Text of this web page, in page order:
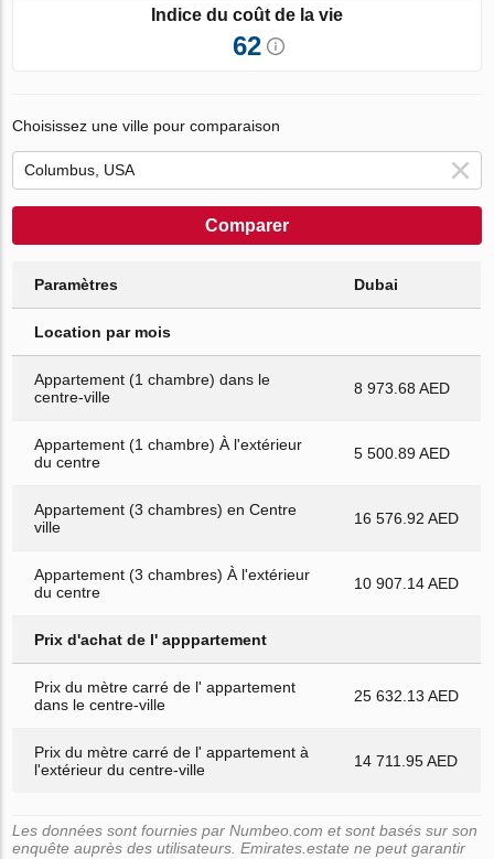
Indice du coût de la vie
62
Choisissez une ville pour comparaison
Comparer
Paramètres Dubai
Location par mois
Appartement (1 chambre) dans le
centre-ville
8 973.68 AED
Appartement (1 chambre) À l'extérieur
du centre
5 500.89 AED
Appartement (3 chambres) en Centre
ville
16 576.92 AED
Appartement (3 chambres) À l'extérieur
du centre
10 907.14 AED
Prix d'achat de l' apppartement
Prix du mètre carré de l' appartement
dans le centre-ville
25 632.13 AED
Prix du mètre carré de l' appartement à
l'extérieur du centre-ville
14 711.95 AED
Les données sont fournies par Numbeo.com et sont basés sur son
enquête auprès des utilisateurs. Emirates.estate ne peut garantir